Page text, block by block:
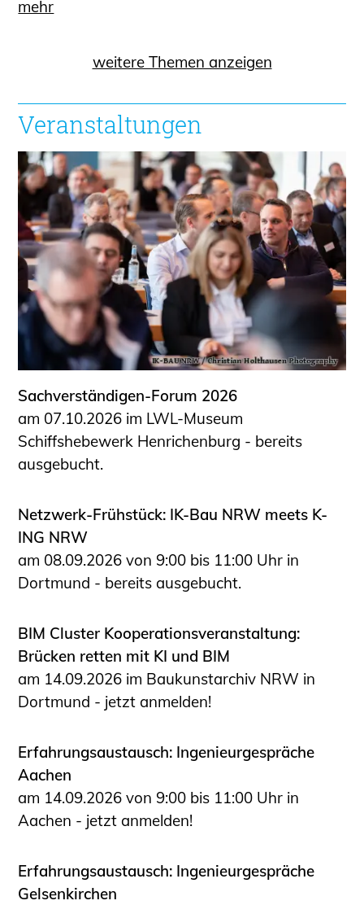
mehr
weitere Themen anzeigen
Veranstaltungen
Sachverständigen-Forum 2026
am 07.10.2026 im LWL-Museum
Schiffshebewerk Henrichenburg - bereits
ausgebucht.
Netzwerk-Frühstück: IK-Bau NRW meets K-
ING NRW
am 08.09.2026 von 9:00 bis 11:00 Uhr in
Dortmund - bereits ausgebucht.
BIM Cluster Kooperationsveranstaltung:
Brücken retten mit KI und BIM
am 14.09.2026 im Baukunstarchiv NRW in
Dortmund - jetzt anmelden!
Erfahrungsaustausch: Ingenieurgespräche
Aachen
am 14.09.2026 von 9:00 bis 11:00 Uhr in
Aachen - jetzt anmelden!
Erfahrungsaustausch: Ingenieurgespräche
Gelsenkirchen